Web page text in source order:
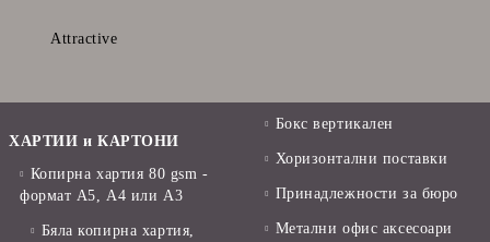
Attractive
ХАРТИИ и КАРТОНИ
Копирна хартия 80 gsm -
формат А5, А4 или А3
Бяла копирна хартия,
Бокс вертикален
Хоризонтални поставки
Принадлежности за бюро
Метални офис аксесоари